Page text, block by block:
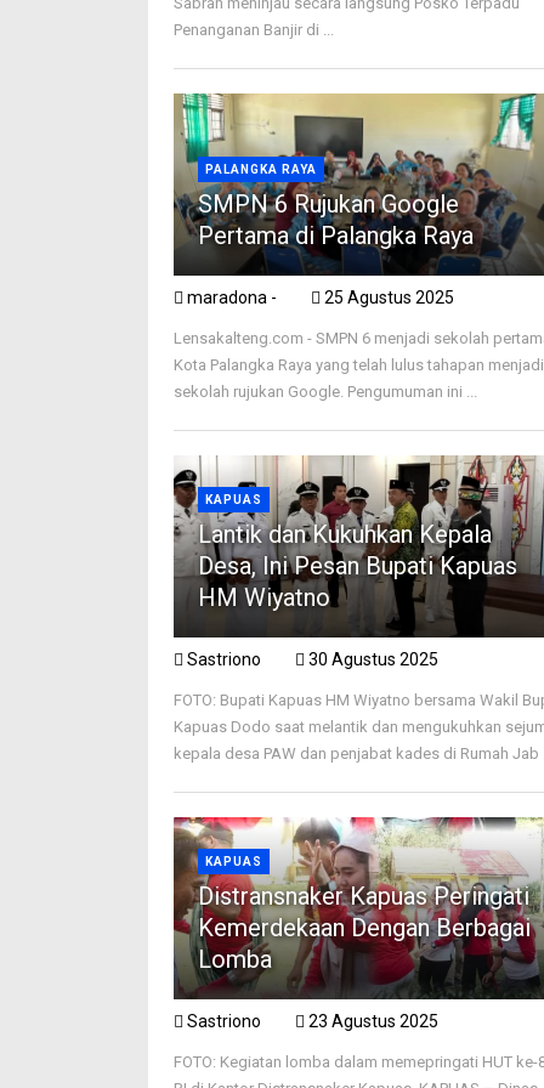
Penanganan Banjir di ...
PALANGKA RAYA
SMPN 6 Rujukan Google
Pertama di Palangka Raya
maradona - 25 Agustus 2025
Lensakalteng.com - SMPN 6 menjadi sekolah
Kota Palangka Raya yang telah lulus tahapan menjadi
sekolah rujukan Google. Pengumuman ini ...
KAPUAS
Lantik dan Kukuhkan Kepala
Desa, Ini Pesan Bupati Kapuas
HM Wiyatno
Sastriono 30 Agustus 2025
FOTO: Bupati Kapuas HM Wiyatno bersama Wakil
Kapuas Dodo saat melantik dan mengukuhkan
kepala desa PAW dan penjabat kades di Rumah Jab ...
KAPUAS
Distransnaker Kapuas Peringati
Kemerdekaan Dengan Berbagai
Lomba
Sastriono 23 Agustus 2025
FOTO: Kegiatan lomba dalam memepringati HUT ke-